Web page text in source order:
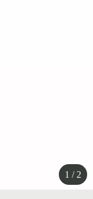
1 / 2